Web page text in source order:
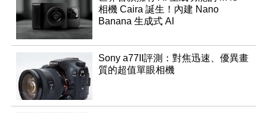
相機 Caira 誕生！內建 Nano
Banana 生成式 AI
Sony a77II評測：對焦迅速、優異畫
質的超值單眼相機